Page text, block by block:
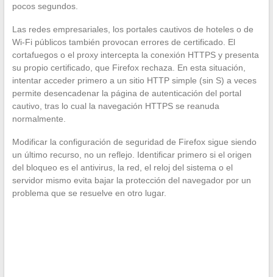
pocos segundos.
Las redes empresariales, los portales cautivos de hoteles o de
Wi-Fi públicos también provocan errores de certificado. El
cortafuegos o el proxy intercepta la conexión HTTPS y presenta
su propio certificado, que Firefox rechaza. En esta situación,
intentar acceder primero a un sitio HTTP simple (sin S) a veces
permite desencadenar la página de autenticación del portal
cautivo, tras lo cual la navegación HTTPS se reanuda
normalmente.
Modificar la configuración de seguridad de Firefox sigue siendo
un último recurso, no un reflejo. Identificar primero si el origen
del bloqueo es el antivirus, la red, el reloj del sistema o el
servidor mismo evita bajar la protección del navegador por un
problema que se resuelve en otro lugar.